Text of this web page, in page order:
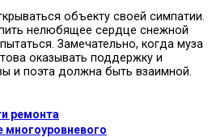
объекту своей симпатии.
нелюбящее сердце снежной
Замечательно, когда муза
оказывать поддержку и
и поэта должна быть взаимной.
ремонта
многоуровневого